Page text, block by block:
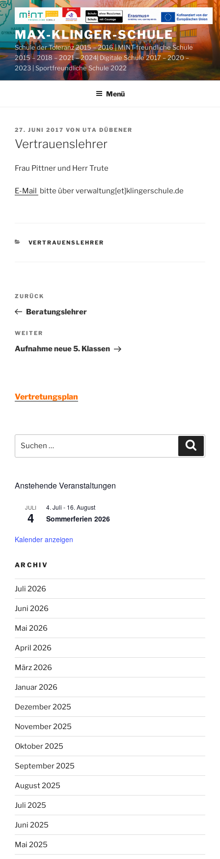
Zum
Inhalt
springenMAX-KLINGER-SCHULE
Schule der Toleranz 2015 – 2016 | MINT-freundliche Schule
2015 – 2018 – 2021 – 2024| Digitale Schule 2017 – 2020 –
2023 | Sportfreundliche Schule 2022
Menü
VERÖFFENTLICHT
AM
27. JUNI 2017 VON UTA DÜBENER
Vertrauenslehrer
Frau Pittner und Herr Trute
E-Mail bitte über verwaltung[et]klingerschule.de
KATEGORIEN
VERTRAUENSLEHRER
Beitragsnavigation
Vorheriger
Beitrag
ZURÜCK
Beratungslehrer
Nächster
Beitrag
WEITER
Aufnahme neue 5. Klassen
Vertretungsplan
nach:
Anstehende Veranstaltungen
JULI
4
4. Juli - 16. August
Sommerferien 2026
Kalender anzeigen
ARCHIV
Juli 2026
Juni 2026
Mai 2026
April 2026
März 2026
Januar 2026
Dezember 2025
November 2025
Oktober 2025
September 2025
August 2025
Juli 2025
Juni 2025
Mai 2025